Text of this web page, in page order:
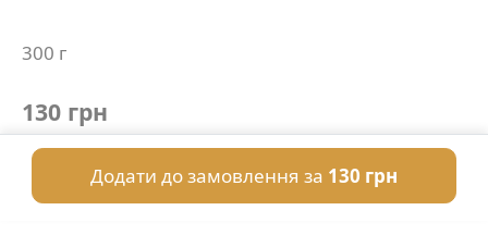
300 г
130 грн
Додати до замовлення за 130 грн